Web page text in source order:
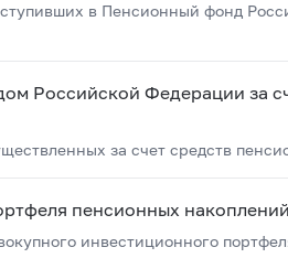
в Пенсионный фонд
Российской Федерации за
за счет средств
пенсионных
инвестиционного